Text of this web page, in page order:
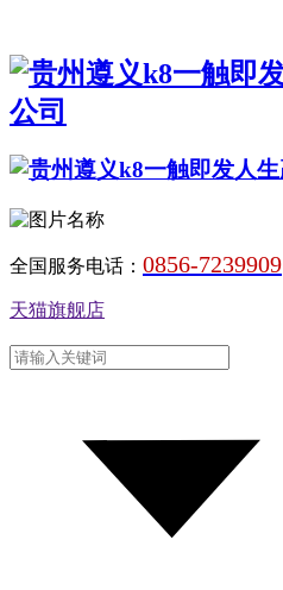
全国服务电话： 0856-7239909
天猫旗舰店